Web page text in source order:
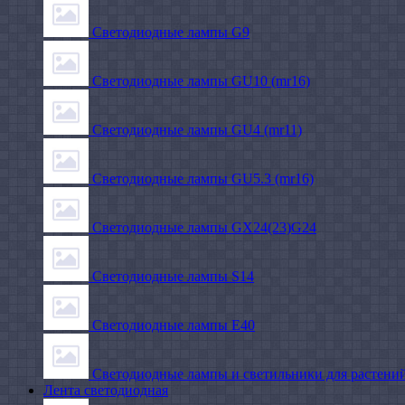
Светодиодные лампы G9
Светодиодные лампы GU10 (mr16)
Светодиодные лампы GU4 (mr11)
Светодиодные лампы GU5.3 (mr16)
Светодиодные лампы GX24(23)G24
Светодиодные лампы S14
Светодиодные лампы Е40
Светодиодные лампы и светильники для
Лента светодиодная